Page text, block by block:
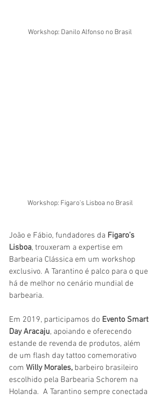
Workshop: Danilo Alfonso no Brasil
Workshop: Figaro's Lisboa no Brasil
João e Fábio, fundadores da Figaro’s
Lisboa, trouxeram a expertise em
Barbearia Clássica em um workshop
exclusivo. A Tarantino é palco para o que
há de melhor no cenário mundial de
barbearia.
Em 2019, participamos do Evento Smart
Day Aracaju, apoiando e oferecendo
estande de revenda de produtos, além
de um flash day tattoo comemorativo
com Willy Morales, barbeiro brasileiro
escolhido pela Barbearia Schorem na
Holanda.  A Tarantino sempre conectada